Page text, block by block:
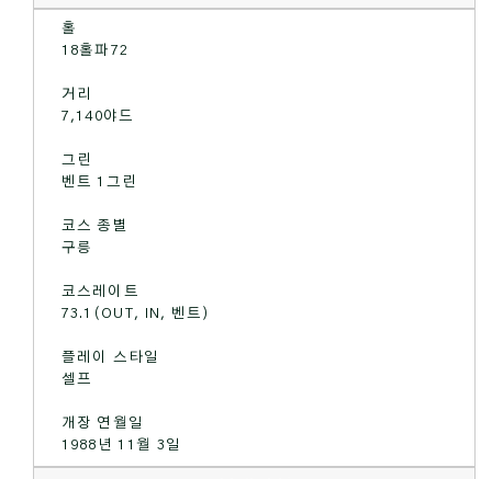
홀
18홀파72
거리
7,140야드
그린
벤트 1그린
코스 종별
구릉
코스레이트
73.1(OUT, IN, 벤트)
플레이 스타일
셀프
개장 연월일
1988년 11월 3일